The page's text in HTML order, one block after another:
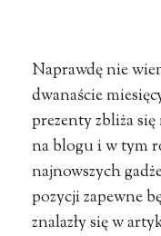
Naprawdę nie
dwanaście
prezenty zbliża
na blogu i w tym
najnowszych
pozycji zapewne
znalazły się w